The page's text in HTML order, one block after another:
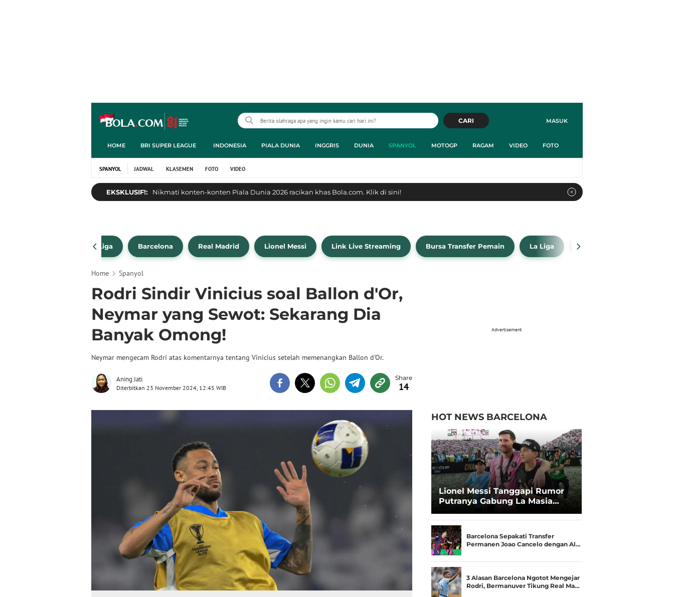
MASUK
CARI
HOME BRI SUPER LEAGUE INDONESIA PIALA DUNIA INGGRIS DUNIA SPANYOL MOTOGP RAGAM VIDEO FOTO
SPANYOL JADWAL KLASEMEN FOTO VIDEO
EKSKLUSIF!: Nikmati konten-konten Piala Dunia 2026 racikan khas Bola.com. Klik di sini!
La Liga Barcelona Real Madrid Lionel Messi Link Live Streaming Bursa Transfer Pemain La Liga Barcelona
Home Spanyol
Rodri Sindir Vinicius soal Ballon d'Or,
Neymar yang Sewot: Sekarang Dia
Banyak Omong!
Neymar mengecam Rodri atas komentarnya tentang Vinicius setelah memenangkan Ballon d'Or.
Aning Jati
Diterbitkan 23 November 2024, 12:45 WIB 14
Advertisement
HOT NEWS BARCELONA
Lionel Messi Tanggapi Rumor
Putranya Gabung La Masia
Barcelona Sepakati Transfer
Permanen Joao Cancelo dengan Al…
3 Alasan Barcelona Ngotot Mengejar
Rodri, Bermanuver Tikung Real Ma…